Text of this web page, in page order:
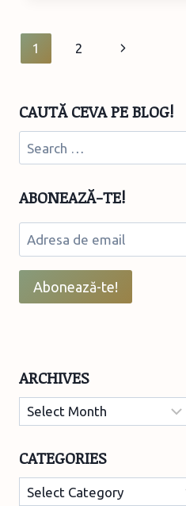
VACANȚĂ
CRAIULUI
Page
1 2
Next
CAUTĂ CEVA PE BLOG!
Search
for:
ABONEAZĂ-TE!
Adresa
de
email
Abonează-te!
ARCHIVES
Archives
CATEGORIES
Categories